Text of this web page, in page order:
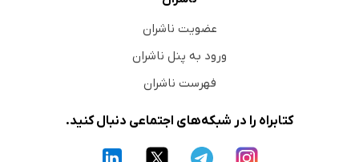
عضویت ناشران
ورود به پنل ناشران
فهرست ناشران
کتابراه را در شبکه‌های اجتماعی دنبال کنید.